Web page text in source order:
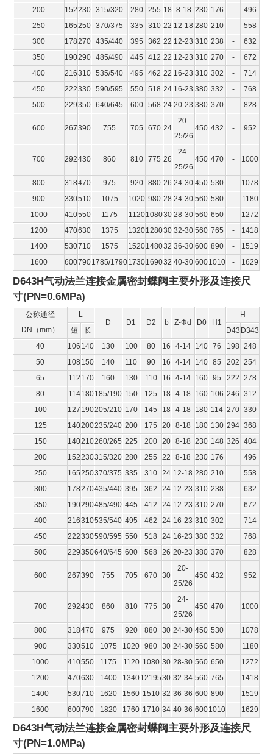
200
152230 315/320 280 255 18 8-18 230 176 -
496
250
165250 370/375 335 310 22 12-18 280 210 -
558
300
178270 435/440 395 362 22 12-23 310 238 -
632
350
190290 485/490 445 412 22 12-23 310 270 -
672
400
216310 535/540 495 462 22 16-23 310 302 -
714
450
222330 590/595 550 518 24 16-23 380 332 -
768
500
229350 640/645 600 568 24 20-23 380 370 828
600 267390 755 705 670 24
20-
25/26
450 432 - 952
700 292430 860 810 775 26
24-
25/26
450 470 - 1000
800 318470 975 920 880 26 24-30 450 530 -
1078
900
330510 1075 1020 980 28 24-30 560 580 -
1180
1000
410550 1175 1120108030 28-30 560 650 -
1272
1200
470630 1375 1320128030 32-30 560 765 -
1418
1400
530710 1575 1520148032 36-30 600 890 -
1519
1600
6007901785/17901730169032 40-30 6001010 - 1629
D643H气动法兰连接金属密封蝶阀主要外形及连接尺
寸(PN=0.6MPa)
公称通径
DN（mm）
L
D
D1 D2 b Z-Φd D0 H1
H
短
长 D43 D343
40
106 140 130 100 80 16 4-14 140 76 198 248
50
108 150 140 110 90 16 4-14 140 85 202 254
65
112 170 160 130 110 16 4-14 160 95 222 278
80
114180185/190 150 125 18 4-18 160 106 246 312
100
127 190205/210 170 145 18 4-18 180 114 270 330
125
140200235/240 200 175 20 8-18 180 130 294 368
150
140210260/265 225 200 20 8-18 230 148 326 404
200
152230315/320 280 255 22 8-18 230 176
496
250
165250370/375 335 310 24 12-18 280 210
558
300
178270435/440 395 362 24 12-23 310 238
632
350
190290485/490 445 412 24 12-23 310 270
672
400
216310535/540 495 462 24 16-23 310 302
714
450
222330590/595 550 518 24 16-23 380 332
768
500
229350640/645 600 568 26 20-23 380 370 828
600 267390 755 705 670 30
20-
25/26
450 432 952
700 292430 860 810 775 30
24-
25/26
450 470 1000
800 318470 975 920 880 30 24-30 450 530
1078
900
330510 1075 1020 980 30 24-30 560 580
1180
1000
410550 1175 1120 1080 30 28-30 560 650
1272
1200
470630 1400 13401219530 32-34 560 765
1418
1400
530710 1620 1560 1510 32 36-36 600 890
1519
1600
600790 1820 1760 1710 34 40-36 6001010 1629
D643H气动法兰连接金属密封蝶阀主要外形及连接尺
寸(PN=1.0MPa)